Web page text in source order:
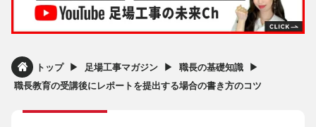
トップ ▶︎ 足場工事マガジン ▶︎ 職長の基礎知識 ▶︎
職長教育の受講後にレポートを提出する場合の書き方のコツ